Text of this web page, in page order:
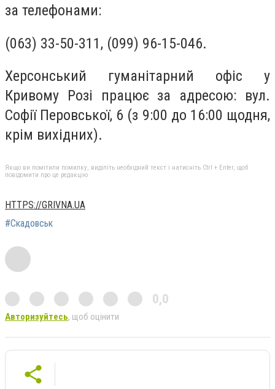
за телефонами:
(063) 33-50-311, (099) 96-15-046.
Херсонський гуманітарний офіс у
Кривому Розі працює за адресою: вул.
Софії Перовської, 6 (з 9:00 до 16:00 щодня,
крім вихідних).
Якщо ви помітили помилку, виділіть необхідний текст і натисніть Ctrl + Enter, щоб
повідомити про це редакцію
HTTPS://GRIVNA.UA
#Скадовськ
0,0
Авторизуйтесь, щоб оцінити